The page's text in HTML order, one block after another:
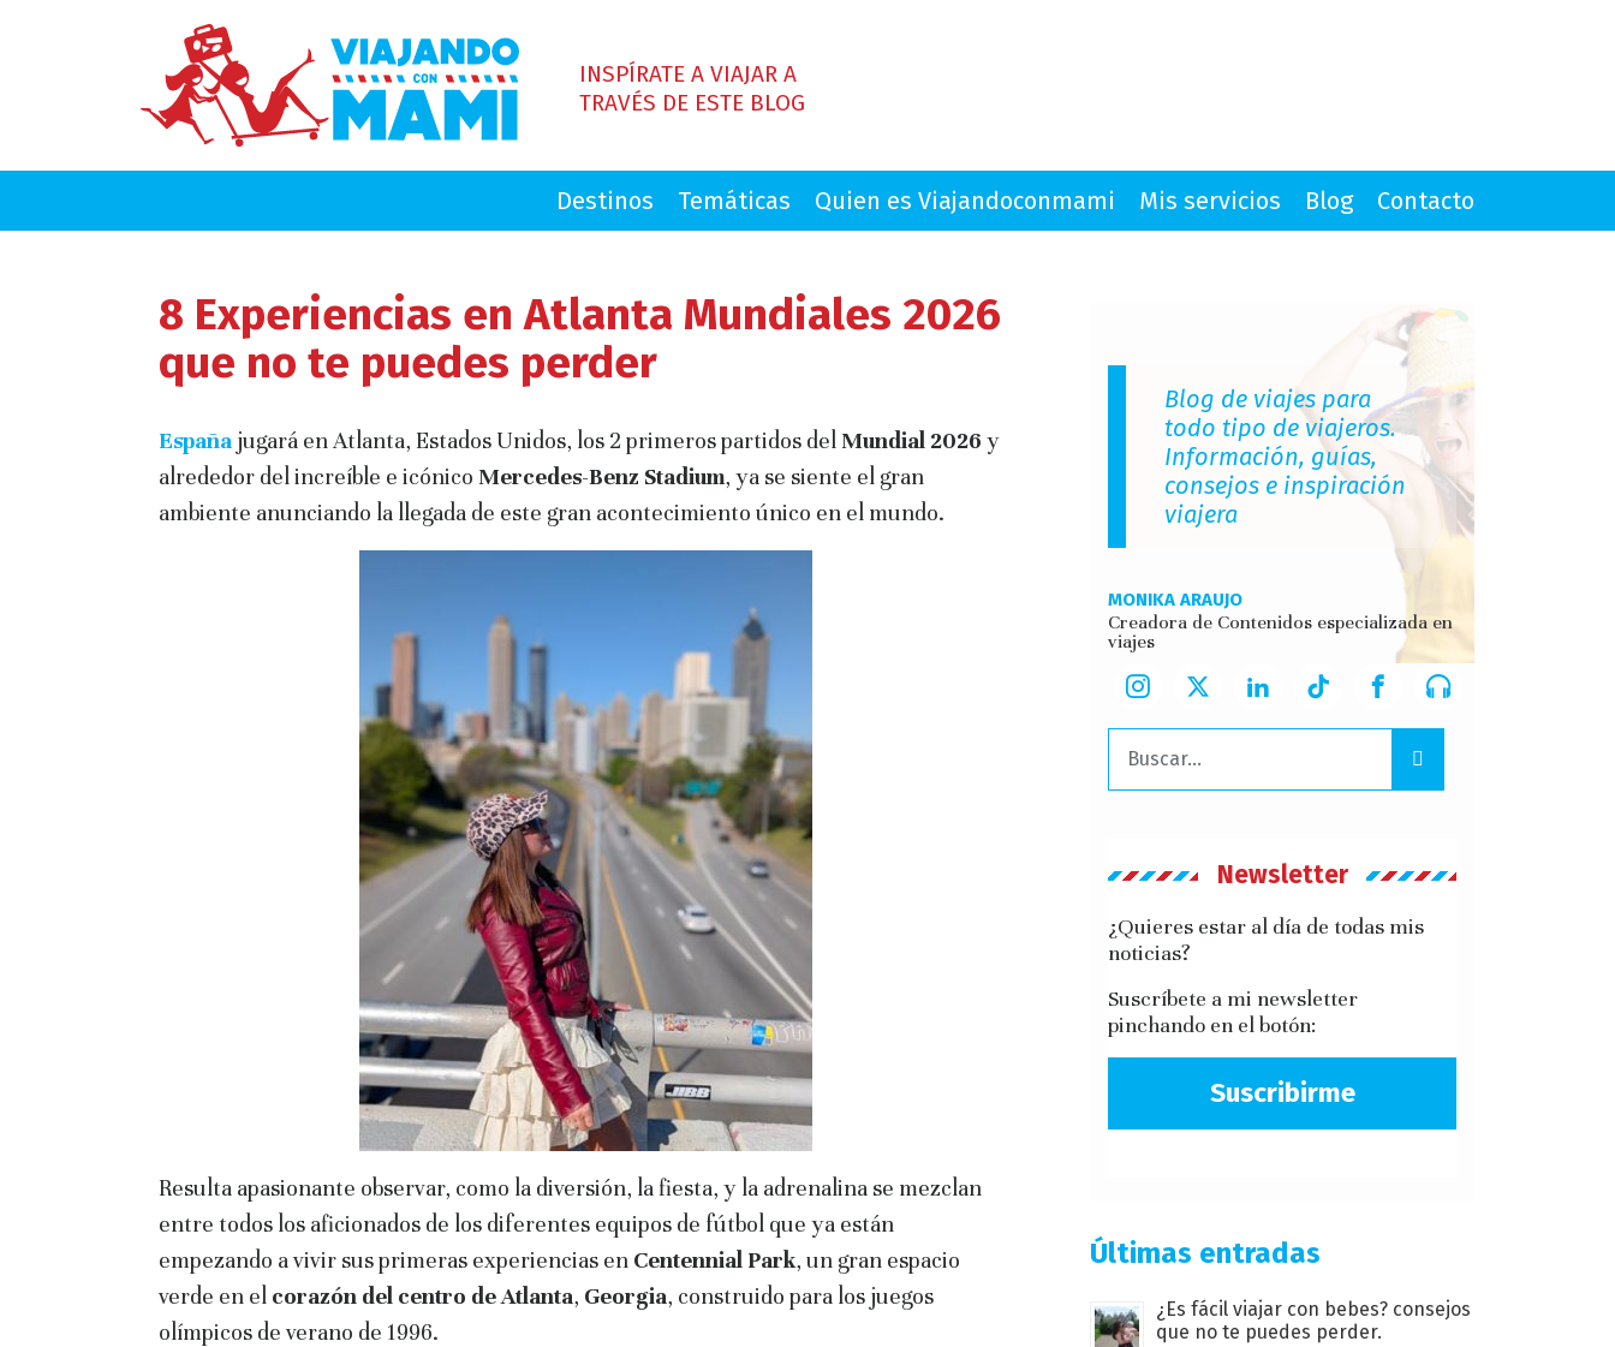
INSPÍRATE A VIAJAR A
TRAVÉS DE ESTE BLOG
Destinos Temáticas Quien es Viajandoconmami Mis servicios Blog Contacto
8 Experiencias en Atlanta Mundiales 2026
que no te puedes perder
España jugará en Atlanta, Estados Unidos, los 2 primeros partidos del Mundial 2026 y
alrededor del increíble e icónico Mercedes-Benz Stadium, ya se siente el gran
ambiente anunciando la llegada de este gran acontecimiento único en el mundo.
Resulta apasionante observar, como la diversión, la fiesta, y la adrenalina se mezclan
entre todos los aficionados de los diferentes equipos de fútbol que ya están
empezando a vivir sus primeras experiencias en Centennial Park, un gran espacio
verde en el corazón del centro de Atlanta, Georgia, construido para los juegos
olímpicos de verano de 1996.
Blog de viajes para
todo tipo de viajeros.
Información, guías,
consejos e inspiración
viajera
MONIKA ARAUJO
Creadora de Contenidos especializada en
viajes
Buscar:
Newsletter
¿Quieres estar al día de todas mis
noticias?
Suscríbete a mi newsletter
pinchando en el botón:
Suscribirme
Últimas entradas
¿Es fácil viajar con bebes? consejos
que no te puedes perder.